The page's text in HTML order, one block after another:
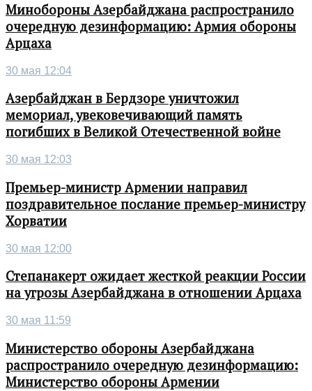
Минобороны Азербайджана распространило
очередную дезинформацию: Армия обороны
Арцаха
30 мая 12:04
Азербайджан в Бердзоре уничтожил
мемориал, увековечивающий память
погибших в Великой Отечественной войне
30 мая 12:03
Премьер-министр Армении направил
поздравительное послание премьер-министру
Хорватии
30 мая 12:00
Степанакерт ожидает жесткой реакции России
на угрозы Азербайджана в отношении Арцаха
30 мая 11:59
Министерство обороны Азербайджана
распространило очередную дезинформацию:
Министерство обороны Армении